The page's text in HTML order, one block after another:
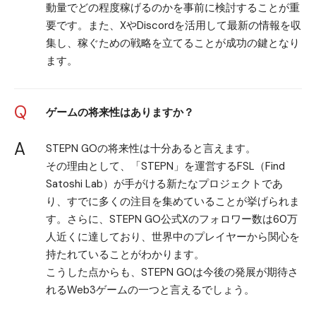
動量でどの程度稼げるのかを事前に検討することが重
要です。また、XやDiscordを活用して最新の情報を収
集し、稼ぐための戦略を立てることが成功の鍵となり
ます。
Q ゲームの将来性はありますか？
A
STEPN GOの将来性は十分あると言えます。
その理由として、「STEPN」を運営するFSL（Find
Satoshi Lab）が手がける新たなプロジェクトであ
り、すでに多くの注目を集めていることが挙げられま
す。さらに、STEPN GO公式Xのフォロワー数は60万
人近くに達しており、世界中のプレイヤーから関心を
持たれていることがわかります。
こうした点からも、STEPN GOは今後の発展が期待さ
れるWeb3ゲームの一つと言えるでしょう。